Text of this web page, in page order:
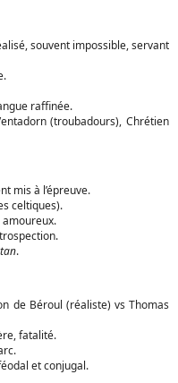
souvent impossible, servant
raffinée.
(troubadours), Chrétien
mis à l’épreuve.
celtiques).
amoureux.
.
de Béroul (réaliste) vs Thomas
fatalité.
et conjugal.